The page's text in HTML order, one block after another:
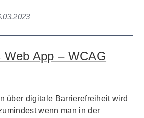
Web App – WCAG
über digitale Barrierefreiheit wird
wenn man in der